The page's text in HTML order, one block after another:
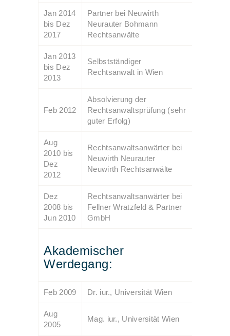
Jan 2014
bis Dez
2017
Partner bei Neuwirth
Neurauter Bohmann
Rechtsanwälte
Jan 2013
bis Dez
2013
Selbstständiger
Rechtsanwalt in Wien
Feb 2012
Absolvierung der
Rechtsanwaltsprüfung (sehr
guter Erfolg)
Aug
2010 bis
Dez
2012
Rechtsanwaltsanwärter bei
Neuwirth Neurauter
Neuwirth Rechtsanwälte
Dez
2008 bis
Jun 2010
Rechtsanwaltsanwärter bei
Fellner Wratzfeld & Partner
GmbH
Akademischer
Werdegang:
Feb 2009 Dr. iur., Universität Wien
Aug
2005
Mag. iur., Universität Wien